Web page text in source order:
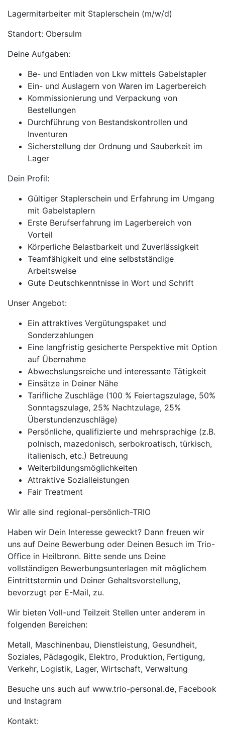
Lagermitarbeiter mit Staplerschein (m/w/d)
Standort: Obersulm
Deine Aufgaben:
Be- und Entladen von Lkw mittels Gabelstapler
Ein- und Auslagern von Waren im Lagerbereich
Kommissionierung und Verpackung von
Bestellungen
Durchführung von Bestandskontrollen und
Inventuren
Sicherstellung der Ordnung und Sauberkeit im
Lager
Dein Profil:
Gültiger Staplerschein und Erfahrung im Umgang
mit Gabelstaplern
Erste Berufserfahrung im Lagerbereich von
Vorteil
Körperliche Belastbarkeit und Zuverlässigkeit
Teamfähigkeit und eine selbstständige
Arbeitsweise
Gute Deutschkenntnisse in Wort und Schrift
Unser Angebot:
Ein attraktives Vergütungspaket und
Sonderzahlungen
Eine langfristig gesicherte Perspektive mit Option
auf Übernahme
Abwechslungsreiche und interessante Tätigkeit
Einsätze in Deiner Nähe
Tarifliche Zuschläge (100 % Feiertagszulage, 50%
Sonntagszulage, 25% Nachtzulage, 25%
Überstundenzuschläge)
Persönliche, qualifizierte und mehrsprachige (z.B.
polnisch, mazedonisch, serbokroatisch, türkisch,
italienisch, etc.) Betreuung
Weiterbildungsmöglichkeiten
Attraktive Sozialleistungen
Fair Treatment
Wir alle sind regional-persönlich-TRIO
Haben wir Dein Interesse geweckt? Dann freuen wir
uns auf Deine Bewerbung oder Deinen Besuch im Trio-
Office in Heilbronn. Bitte sende uns Deine
vollständigen Bewerbungsunterlagen mit möglichem
Eintrittstermin und Deiner Gehaltsvorstellung,
bevorzugt per E-Mail, zu.
Wir bieten Voll-und Teilzeit Stellen unter anderem in
folgenden Bereichen:
Metall, Maschinenbau, Dienstleistung, Gesundheit,
Soziales, Pädagogik, Elektro, Produktion, Fertigung,
Verkehr, Logistik, Lager, Wirtschaft, Verwaltung
Besuche uns auch auf www.trio-personal.de, Facebook
und Instagram
Kontakt: